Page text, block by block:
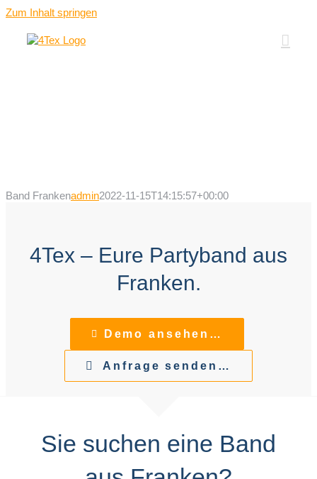
Zum Inhalt springen
Band Frankenadmin2022-11-15T14:15:57+00:00
4Tex – Eure Partyband aus
Franken.
Demo ansehen…
Anfrage senden…
Sie suchen eine Band